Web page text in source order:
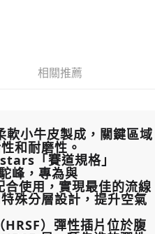
引起之損失，本公司不負相關責
訊註冊。若發現惡意使用之情形，
之使用額度並採取法律行動。
相關推薦
軟小牛皮製成，關鍵區域
和耐磨性。
「賽道規格」
峰，專為與
使用，實現最佳的流線
殊分層設計，提升空氣
HRSF）彈性插片位於腹